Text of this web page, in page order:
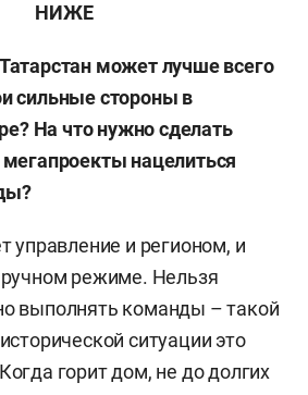
НИЖЕ
может лучше всего
сильные стороны в
На что нужно сделать
нацелиться
управление и регионом, и
ручном режиме. Нельзя
выполнять команды – такой
ситуации это
горит дом, не до долгих